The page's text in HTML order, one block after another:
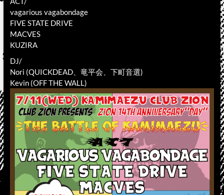
vagarious vagabondage
FIVE STATE DRIVE
MACVES
KUZIRA
DJ/
Nori (QUICKDEAD、竜平会、下町音選)
Kevin (OFF THE WALL)